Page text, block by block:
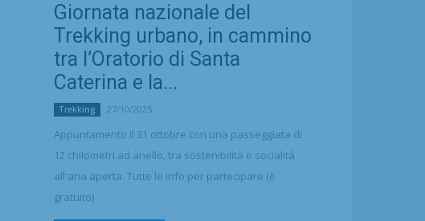
Giornata nazionale del
Trekking urbano, in cammino
tra l’Oratorio di Santa
Caterina e la...
Trekking 27/10/2025
Appuntamento il 31 ottobre con una passeggiata di
12 chilometri ad anello, tra sostenibilità e socialità
all'aria aperta. Tutte le info per partecipare (è
gratuito)